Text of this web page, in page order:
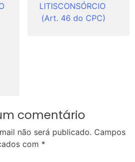
LITISCONSÓRCIO
(Art. 46 do CPC)
comentário
não será publicado. Campos
com *